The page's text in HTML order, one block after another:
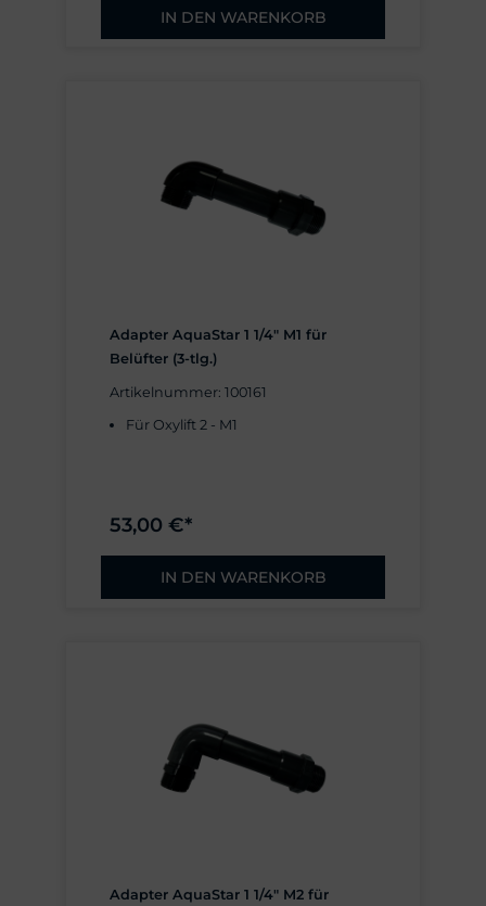
IN DEN WARENKORB
Adapter AquaStar 1 1/4" M1 für
Belüfter (3-tlg.)
Artikelnummer: 100161
Für Oxylift 2 - M1
53,00 €*
IN DEN WARENKORB
Adapter AquaStar 1 1/4" M2 für